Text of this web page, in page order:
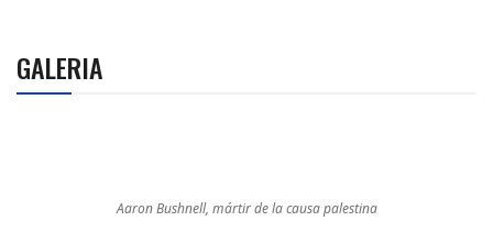
GALERIA
Aaron Bushnell, mártir de la causa palestina